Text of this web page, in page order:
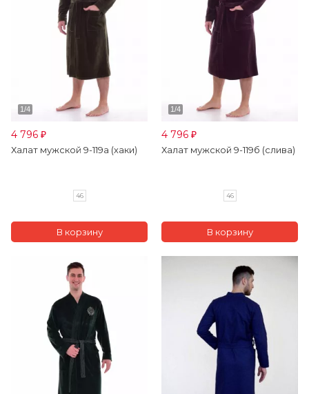
4 796 ₽
Халат мужской 9-119а (хаки)
46
4 796 ₽
Халат мужской 9-119б (слива)
46